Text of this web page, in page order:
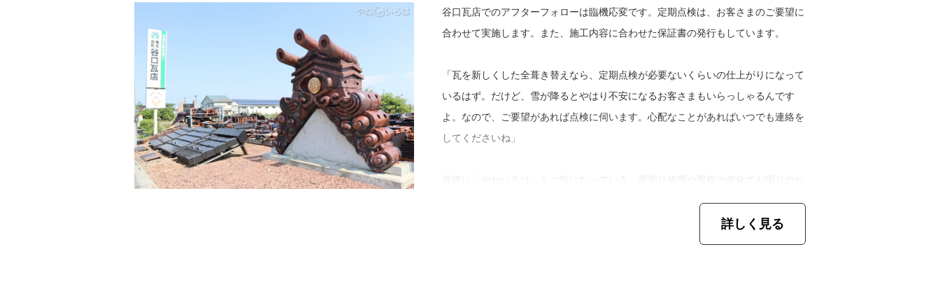
職人としての経験が盤石になり、2024年に代表取締役に就任。今後の目標は、先々
います。そして2024年1月の能登半島地震の発生。以降、住宅工事業者はどこも多
忙で、谷口瓦店も例外ではありません。大正時代から石川県の屋根を見続けてきた
貴重な機会でした。そしてようやく、最近は地震による工事ではなく、経年劣化に
よる雨漏り修理の依頼など、日常の仕事が戻ってきたと感じているそう。
屋根工事をする時、谷口さんが気を付けているのは水の流れを読むということ。雨
設置場所に工夫を凝らすほか、既存の下地に加工を施すこともあるそうです。
谷口瓦店でのアフターフォローは臨機応変です。定期点検は、お客さまのご要望に
合わせて実施します。また、施工内容に合わせた保証書の発行もしています。
「瓦を新しくした全葺き替えなら、定期点検が必要ないくらいの仕上がりになって
いるはず。だけど、雪が降るとやはり不安になるお客さまもいらっしゃるんです
よ。なので、ご要望があれば点検に伺います。心配なことがあればいつでも連絡を
してくださいね」
客さま、そして屋根リフォームや屋根修理を検討しているお客さまへメッセージで
詳しく見る